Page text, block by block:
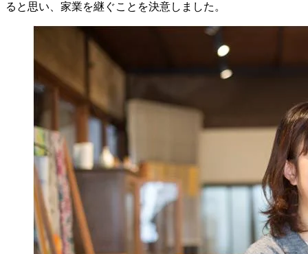
ると思い、家業を継ぐことを決意しました。